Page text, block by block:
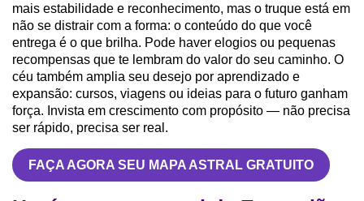
mais estabilidade e reconhecimento, mas o truque está em
não se distrair com a forma: o conteúdo do que você
entrega é o que brilha. Pode haver elogios ou pequenas
recompensas que te lembram do valor do seu caminho. O
céu também amplia seu desejo por aprendizado e
expansão: cursos, viagens ou ideias para o futuro ganham
força. Invista em crescimento com propósito — não precisa
ser rápido, precisa ser real.
FAÇA AGORA SEU MAPA ASTRAL GRATUITO